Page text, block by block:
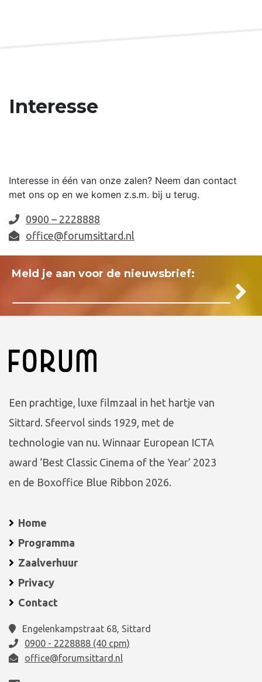
Interesse
Interesse in één van onze zalen? Neem dan contact
met ons op en we komen z.s.m. bij u terug.
0900 – 2228888
office@forumsittard.nl
Meld je aan voor de nieuwsbrief:
Een prachtige, luxe filmzaal in het hartje van
Sittard. Sfeervol sinds 1929, met de
technologie van nu. Winnaar European ICTA
award ‘Best Classic Cinema of the Year’ 2023
en de Boxoffice Blue Ribbon 2026.
Home
Programma
Zaalverhuur
Privacy
Contact
Engelenkampstraat 68, Sittard
0900 - 2228888 (40 cpm)
office@forumsittard.nl